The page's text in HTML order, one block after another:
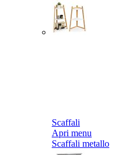
Scaffali
Apri menu
Scaffali metallo